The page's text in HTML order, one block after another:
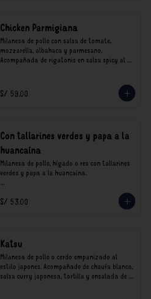
Chicken Parmigiana
Milanesa de pollo con salsa de tomate,
mozzarella, albahaca y parmesano.
Acompañada de rigatonis en salsa spicy al
*Nuestros precios están expresados en soles e
incluyen impuestos de ley y recargo al
S/ 59.00
Con tallarines verdes y papa a la
huancaína
Milanesa de pollo, hígado o res con tallarines
verdes y papa a la huancaína.
*Nuestros precios están expresados en soles e
incluyen impuestos de ley y recargo al
S/ 53.00
Katsu
Milanesa de pollo o cerdo empanizado al
estilo japones. Acompañado de chaufa blanco,
salsa curry japonesa, tortilla y ensalada de